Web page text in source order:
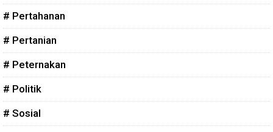
# Pertahanan
# Pertanian
# Peternakan
# Politik
# Sosial